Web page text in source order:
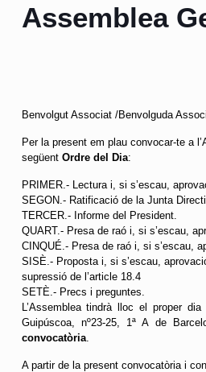
Assemblea
Benvolgut Associat /Benvolguda
Per la present em plau convocar-te a
següent Ordre del Dia:
PRIMER.- Lectura i, si s’escau,
SEGON.- Ratificació de la Junta
TERCER.- Informe del President.
QUART.- Presa de raó i, si s’escau,
CINQUÉ.- Presa de raó i, si s’escau,
SISÈ.- Proposta i, si s’escau,
supressió de l’article 18.4
SETÈ.- Precs i preguntes.
L’Assemblea tindrà lloc el proper dia
Guipúscoa, nº23-25, 1ª A de
convocatòria.
A partir de la present convocatòria i